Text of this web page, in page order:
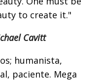
to create it.
Cavitt
humanista,
paciente. Mega